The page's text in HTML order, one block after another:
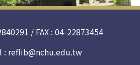
/ FAX : 04-22873454
: reflib@nchu.edu.tw